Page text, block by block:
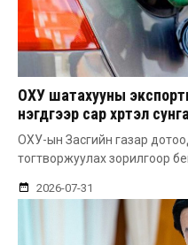
ОХУ шатахууны
нэгдүгээр сар хүртэл
ОХУ-ын Засгийн газар
тогтворжуулах зорилгоор
2026-07-31